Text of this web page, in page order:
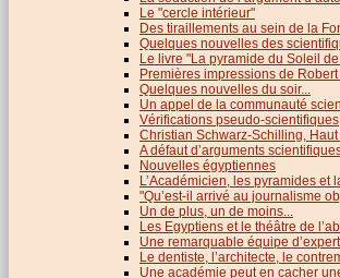
Le "cercle intérieur"
Des tiraillements au sein de la
Quelques nouvelles des
Le livre "La pyramide du Soleil
Premières impressions de
Quelques nouvelles du soir...
Un appel de la communauté
Vérifications pseudo-scientifiques
Christian Schwarz-Schilling,
A défaut d’arguments
Nouvelles égyptiennes
L’Académicien, les pyramides et
"Qu’est-il arrivé au journalisme
Un de plus, un de moins...
Les Egyptiens et le théâtre de
Une remarquable équipe
Le dentiste, l’architecte, le
Une académie peut en cacher